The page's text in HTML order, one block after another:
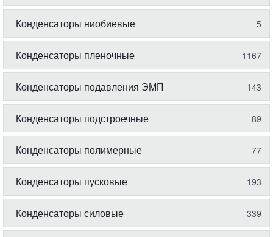
Конденсаторы ниобиевые 5
Конденсаторы пленочные 1167
Конденсаторы подавления ЭМП 143
Конденсаторы подстроечные 89
Конденсаторы полимерные 77
Конденсаторы пусковые 193
Конденсаторы силовые 339